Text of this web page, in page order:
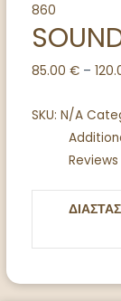
860
85.00 €–
SKU: N/A